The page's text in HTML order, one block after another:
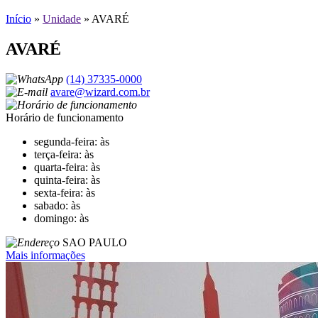
Início » Unidade » AVARÉ
AVARÉ
(14) 37335-0000
avare@wizard.com.br
Horário de funcionamento
segunda-feira: às
terça-feira: às
quarta-feira: às
quinta-feira: às
sexta-feira: às
sabado: às
domingo: às
SAO PAULO
Mais informações